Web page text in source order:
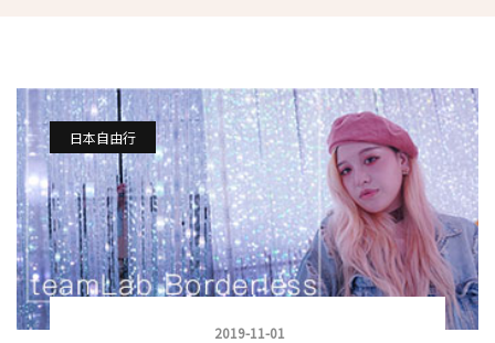
日本自由行
2019-11-01